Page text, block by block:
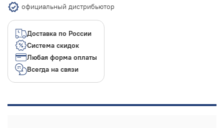
официальный дистрибьютор
Доставка по России
Система скидок
Любая форма оплаты
Всегда на связи